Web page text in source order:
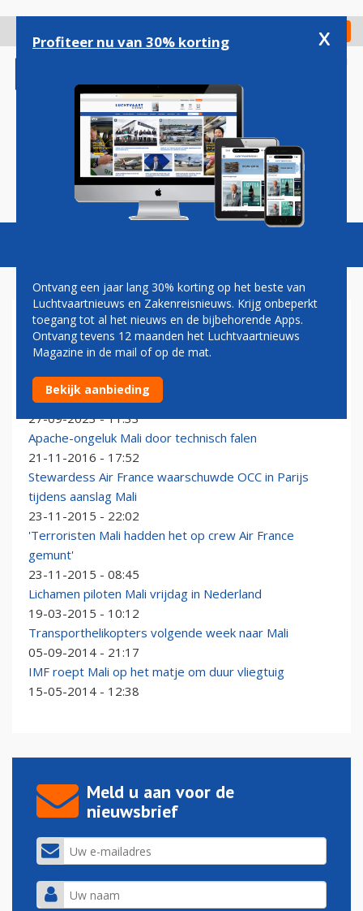
gaan
Check in
Magazine Podcasts Vacatures
MALI
In beeld: Ilyushin Il-76 schiet van landingsbaan en
vliegt in brand
27-09-2023 - 11:33
Apache-ongeluk Mali door technisch falen
21-11-2016 - 17:52
Stewardess Air France waarschuwde OCC in Parijs
tijdens aanslag Mali
23-11-2015 - 22:02
'Terroristen Mali hadden het op crew Air France
gemunt'
23-11-2015 - 08:45
Lichamen piloten Mali vrijdag in Nederland
19-03-2015 - 10:12
Transporthelikopters volgende week naar Mali
05-09-2014 - 21:17
IMF roept Mali op het matje om duur vliegtuig
15-05-2014 - 12:38
Meld u aan voor de
nieuwsbrief
Profiteer nu van 30% korting x
Ontvang een jaar lang 30% korting op het beste van
Luchtvaartnieuws en Zakenreisnieuws. Krijg onbeperkt
toegang tot al het nieuws en de bijbehorende Apps.
Ontvang tevens 12 maanden het Luchtvaartnieuws
Magazine in de mail of op de mat.
Bekijk aanbieding